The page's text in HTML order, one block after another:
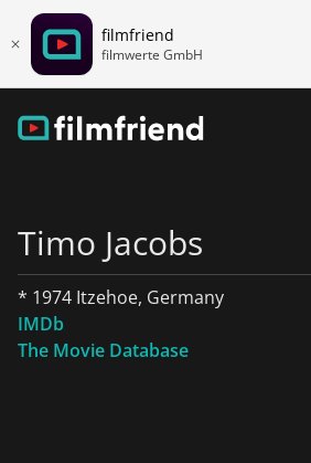
filmfriend
filmwerte GmbH
Timo Jacobs
* 1974 Itzehoe, Germany
IMDb
The Movie Database